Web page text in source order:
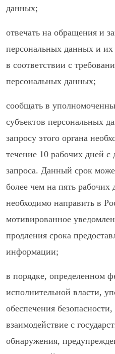
данных;
отвечать на обращения и
персональных данных и их
в соответствии с
персональных данных;
сообщать в
субъектов персональных
запросу этого органа
течение 10 рабочих дней с
запроса. Данный срок
более чем на пять
необходимо направить в
мотивированное
продления срока
информации;
в порядке, определенном
исполнительной власти,
обеспечения
взаимодействие с
обнаружения,